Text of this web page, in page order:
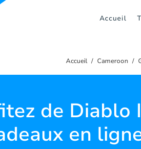
Accueil
Accueil Cameroon
de Diablo
en